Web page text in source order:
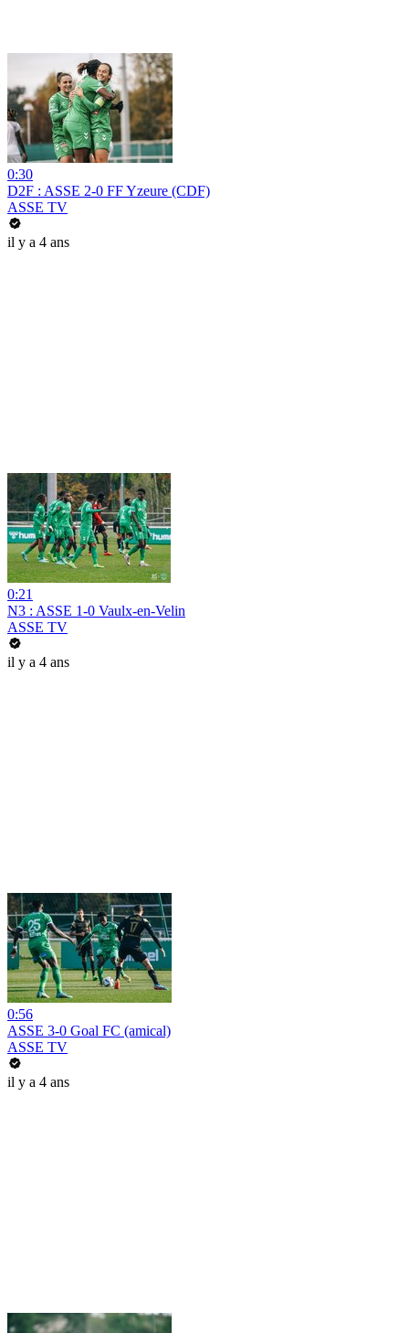
0:30
D2F : ASSE 2-0 FF Yzeure (CDF)
ASSE TV
il y a 4 ans
0:21
N3 : ASSE 1-0 Vaulx-en-Velin
ASSE TV
il y a 4 ans
0:56
ASSE 3-0 Goal FC (amical)
ASSE TV
il y a 4 ans